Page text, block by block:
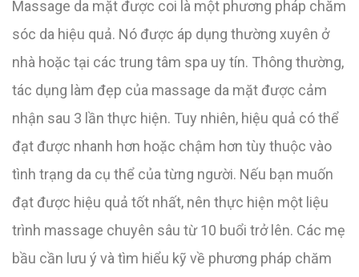
Massage da mặt được coi là một phương pháp chăm
sóc da hiệu quả. Nó được áp dụng thường xuyên ở
nhà hoặc tại các trung tâm spa uy tín. Thông thường,
tác dụng làm đẹp của massage da mặt được cảm
nhận sau 3 lần thực hiện. Tuy nhiên, hiệu quả có thể
đạt được nhanh hơn hoặc chậm hơn tùy thuộc vào
tình trạng da cụ thể của từng người. Nếu bạn muốn
đạt được hiệu quả tốt nhất, nên thực hiện một liệu
trình massage chuyên sâu từ 10 buổi trở lên. Các mẹ
bầu cần lưu ý và tìm hiểu kỹ về phương pháp chăm